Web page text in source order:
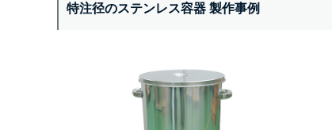
特注径のステンレス容器 製作事例